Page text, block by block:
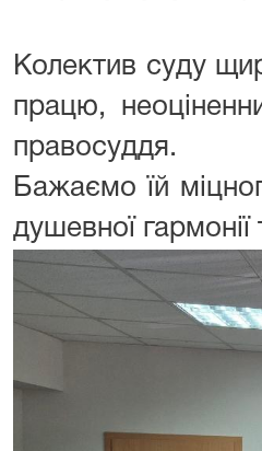
Колектив суду
працю,
правосуддя.
Бажаємо їй
душевної